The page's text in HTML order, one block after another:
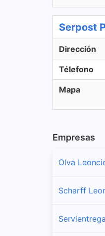
Serpost
Dirección
Télefono
Mapa
Empresas
Olva
Scharff